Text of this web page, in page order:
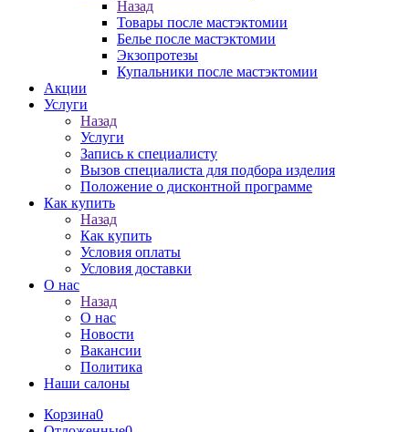
Назад
Товары после мастэктомии
Белье после мастэктомии
Экзопротезы
Купальники после мастэктомии
Акции
Услуги
Назад
Услуги
Запись к специалисту
Вызов специалиста для подбора изделия
Положение о дисконтной программе
Как купить
Назад
Как купить
Условия оплаты
Условия доставки
О нас
Назад
О нас
Новости
Вакансии
Политика
Наши салоны
Корзина0